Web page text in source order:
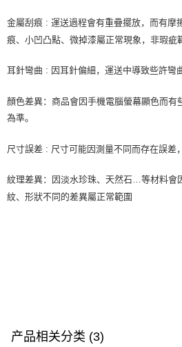
金屬刮痕 : 運送過程會有重疊擺放，而有摩
痕、小凹凸點、微掉漆屬正常現象，非瑕疵
耳針彎曲 : 因耳針偏細，運送中導致些許彎
顏色差異：商品會因手機電腦螢幕顯色而有
為準。
尺寸誤差 : 尺寸可能因測量不同而存在誤差
紋理差異：因淡水珍珠、天然石…等材料會
紋、形狀不同的差異屬正常範圍
产品相关分类 (3)